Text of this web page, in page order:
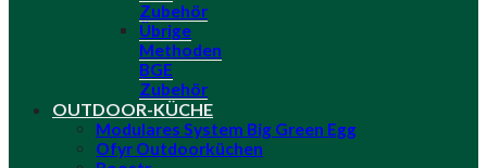
Zubehör
Übrige
Methoden
BGE
Zubehör
OUTDOOR-KÜCHE
Modulares System Big Green Egg
Ofyr Outdoorküchen